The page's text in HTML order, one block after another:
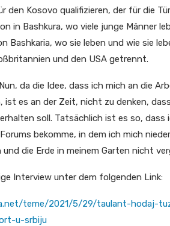
den Kosovo qualifizieren, der für die
in Bashkura, wo viele junge Männer
Bashkaria, wo sie leben und wie sie
und den USA getrennt.
da die Idee, dass ich mich an die
ist es an der Zeit, nicht zu denken,
soll. Tatsächlich ist es so,
bekomme, in dem ich mich
die Erde in meinem Garten nicht
Interview unter dem folgenden Link:
teme/2021/5/29/taulant-hodaj-
u-srbiju